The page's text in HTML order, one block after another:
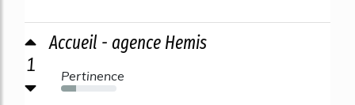
1
Accueil - agence Hemis
Pertinence
27%